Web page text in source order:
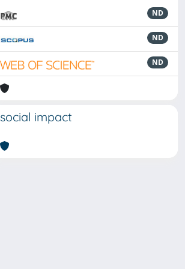
ND
ND
ND
social impact